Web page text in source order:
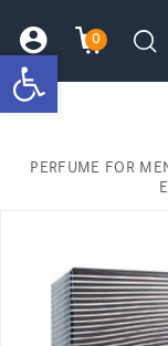
؟
0
עגלתחיפוש
PERFUME FOR